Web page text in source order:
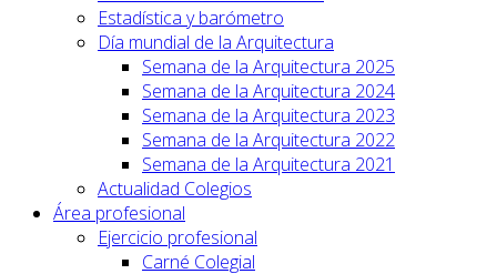
Estadística y barómetro
Día mundial de la Arquitectura
Semana de la Arquitectura 2025
Semana de la Arquitectura 2024
Semana de la Arquitectura 2023
Semana de la Arquitectura 2022
Semana de la Arquitectura 2021
Actualidad Colegios
Área profesional
Ejercicio profesional
Carné Colegial